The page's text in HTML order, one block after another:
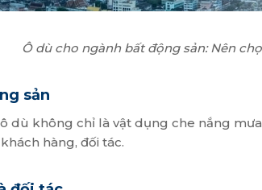
Ô dù cho ngành bất động sản: Nên
sản
dù không chỉ là vật dụng che nắng
hàng, đối tác.